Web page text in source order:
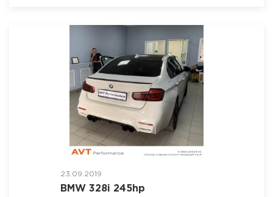
23.09.2019
BMW 328i 245hp